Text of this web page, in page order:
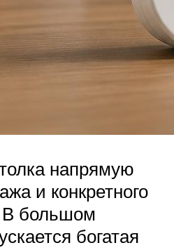
напрямую
и конкретного
В большом
богатая